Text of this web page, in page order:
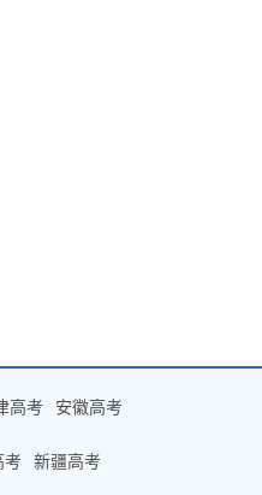
高考 安徽高考
考 新疆高考